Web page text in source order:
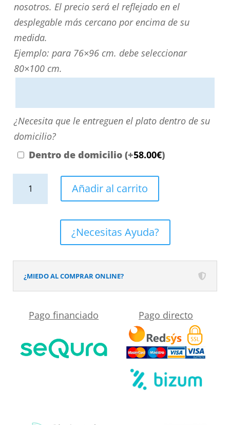
su
medida?
Puede
personalizarla
directamente
contactando
nosotros.
El
precio
será
desplegable
cercano
su
nosotros. El precio será el reflejado en el
desplegable más cercano por encima de su
medida.
Ejemplo: para 76×96 cm. debe seleccionar
80×100 cm.
¿Necesita
que
le
domicilio?
¿Necesita que le entreguen el plato dentro de su
domicilio?
Dentro de domicilio (+58.00€)
con
textura
pizarra
antideslizante
Ral
Añadir al carrito
¿Necesitas Ayuda?
¿MIEDO AL COMPRAR ONLINE?
Pago financiado Pago directo